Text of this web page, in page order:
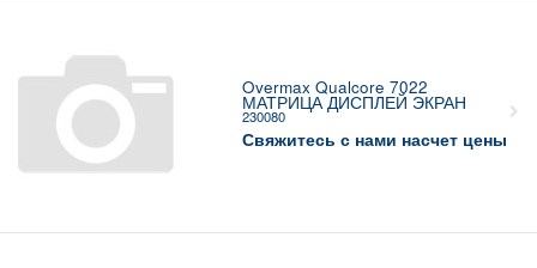
Overmax Qualcore 7022
МАТРИЦА ДИСПЛЕЙ ЭКРАН
230080
Свяжитесь с нами насчет цены